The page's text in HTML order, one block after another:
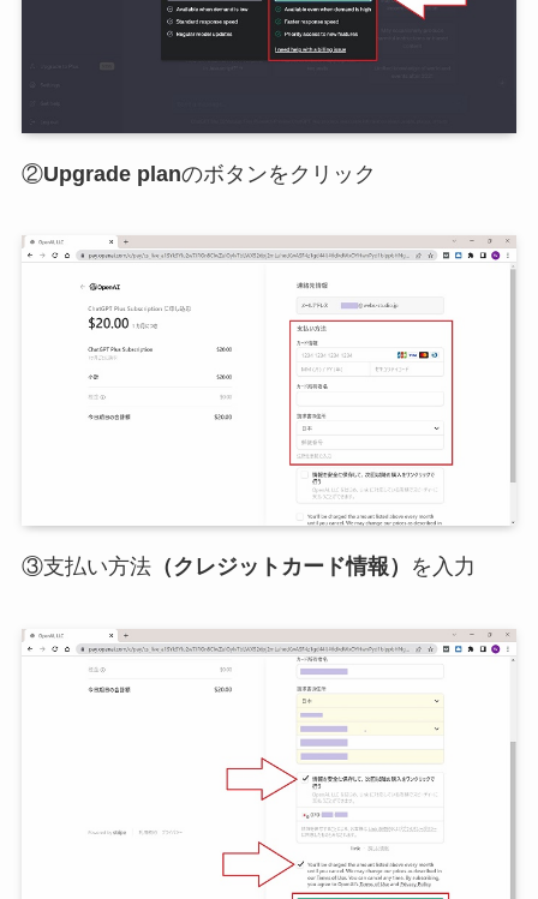
②Upgrade planのボタンをクリック
③支払い方法（クレジットカード情報） を入力